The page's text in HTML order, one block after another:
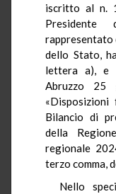
iscritto al n.
rappresentato
dello Stato,
lettera a), e
Abruzzo 25
Bilancio di
della
regionale
terzo comma,
Nello